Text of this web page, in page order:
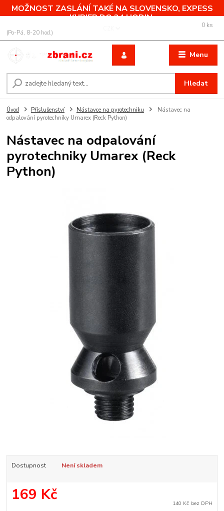
MOŽNOST ZASLÁNÍ TAKÉ NA SLOVENSKO, EXPESS
KURIER DO 24 HODIN.
Menu
Hledat
(Po-Pá, 8-20 hod.)
0 ks
Úvod Příslušenství Nástavce na pyrotechniku
Nástavec na
odpalování pyrotechniky Umarex (Reck Python)
Nástavec na odpalování
pyrotechniky Umarex (Reck
Python)
Dostupnost Není skladem
169 Kč 140 Kč bez DPH